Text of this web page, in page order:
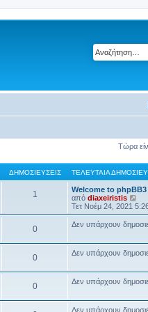
Τώρα
ΔΗΜΟΣΙΕΎΣΕΙΣ ΤΕΛΕΥΤΑΊΑ
1
Welcome to phpBB3
από diaxeiristis
ρ
ο
β
ή
τ
ς
τ
Τετ Νοέμ 24, 2021
0 Δεν υπάρχουν
0 Δεν υπάρχουν
0 Δεν υπάρχουν
Δεν υπάρχουν